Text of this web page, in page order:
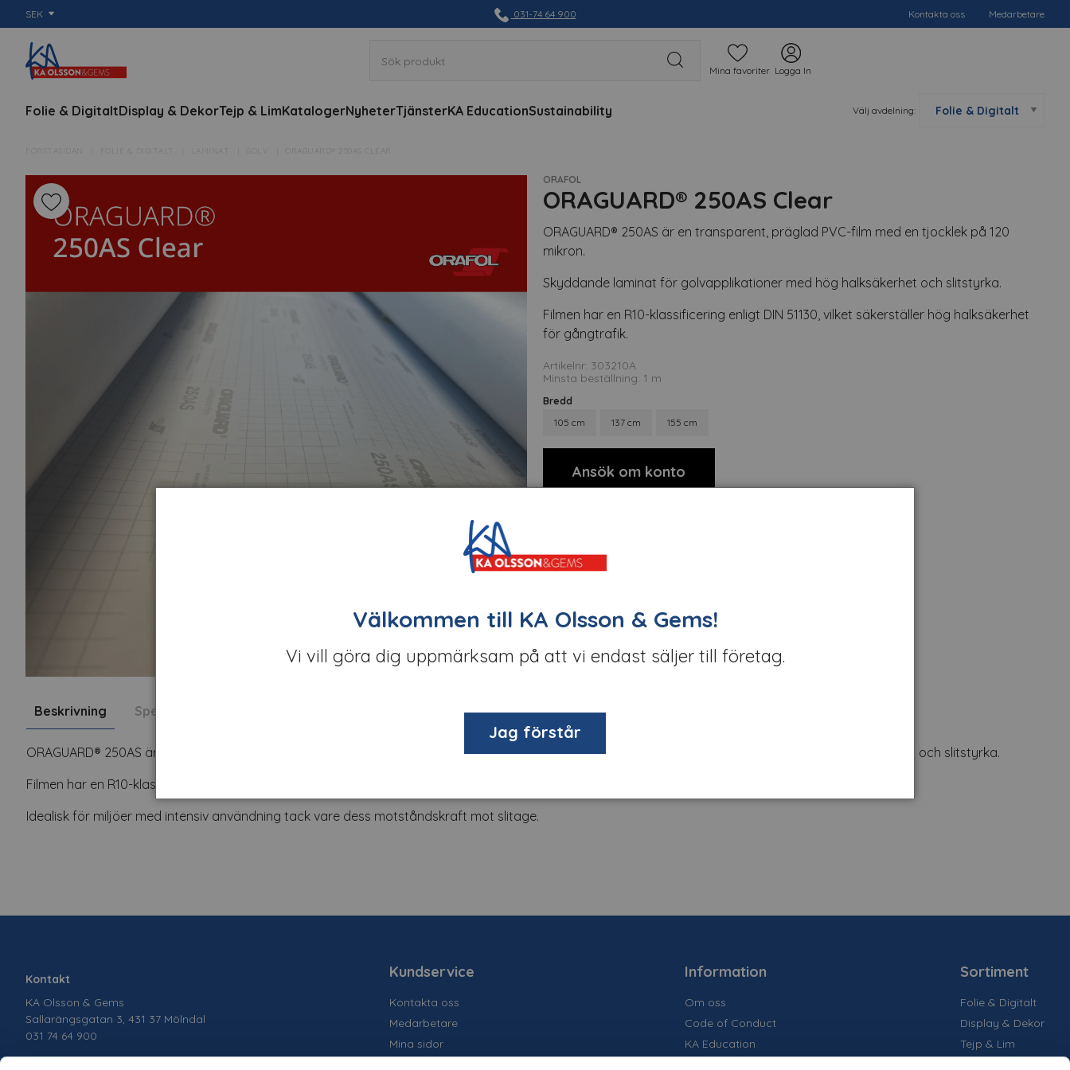
SEK Kontakta oss Medarbetare
031-74 64 900
Mina favoriter Logga In
Folie & DigitaltDisplay & DekorTejp & LimKatalogerNyheterTjänsterKA EducationSustainability Välj avdelning:
FÖRSTASIDAN FOLIE & DIGITALT LAMINAT ORAGUARD® 250AS CLEAR
ORAFOL
ORAGUARD® 250AS Clear
ORAGUARD® 250AS är en transparent, präglad PVC-film med en tjocklek på 120
mikron.
Skyddande laminat för golvapplikationer med hög halksäkerhet och slitstyrka.
Filmen har en R10-klassificering enligt DIN 51130, vilket säkerställer hög halksäkerhet
för gångtrafik.
Artikelnr: 303210A
Minsta beställning: 1 m
Bredd
105 cm
137 cm 155 cm
Ansök om konto
Beskrivning Specifikation Om tillverkaren Filer
ORAGUARD® 250AS är en transparent, präglad PVC-film med en tjocklek på 120 mikron. Skyddande laminat för golvapplikationer med hög halksäkerhet och slitstyrka.
Filmen har en R10-klassificering enligt DIN 51130, vilket säkerställer hög halksäkerhet för gångtrafik.
Idealisk för miljöer med intensiv användning tack vare dess motståndskraft mot slitage.
Kontakt
KA Olsson & Gems
Sallarängsgatan 3, 431 37 Mölndal
031 74 64 900
Kundservice
Kontakta oss
Medarbetare
Mina sidor
Information
Om oss
Code of Conduct
KA Education
Sortiment
Folie & Digitalt
Display & Dekor
Tejp & Lim
Välkommen till KA Olsson & Gems!
Vi vill göra dig uppmärksam på att vi endast säljer till företag.
Jag förstår